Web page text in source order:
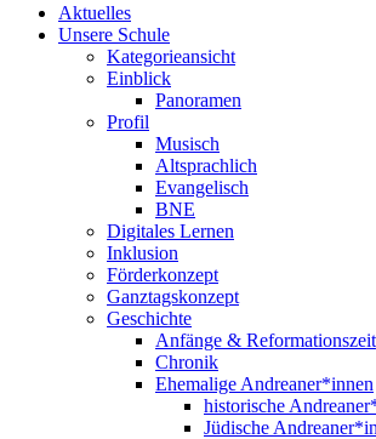
Aktuelles
Unsere Schule
Kategorieansicht
Einblick
Panoramen
Profil
Musisch
Altsprachlich
Evangelisch
BNE
Digitales Lernen
Inklusion
Förderkonzept
Ganztagskonzept
Geschichte
Anfänge & Reformationszeit
Chronik
Ehemalige Andreaner*innen
historische
Jüdische